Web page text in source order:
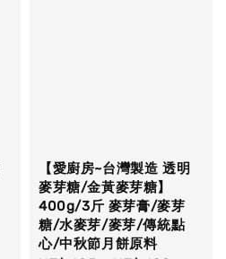
【愛廚房~台灣製造 透明
麥芽糖/金黃麥芽糖】
400g/3斤 麥芽膏/麥芽
糖/水麥芽/麥芽/傳統點
心/中秋節月餅原料